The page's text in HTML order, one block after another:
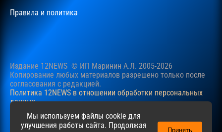
Правила и политика
Издание 12NEWS © ИП Маринин А.Л. 2005-2026
Копирование любых материалов разрешено только после
согласования c редакцией.
Политика 12NEWS в отношении обработки персональных
данных
Наш сайт использует файлы cookie для учучшения
пользовательского опыта. Продолжая просматривать сайт,
Мы используем файлы cookie для
улучшения работы сайта. Продолжая
Принять